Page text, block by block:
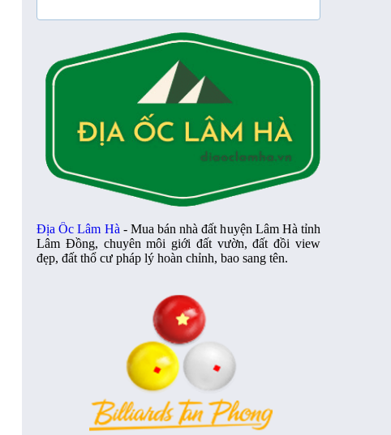
Địa Ốc Lâm Hà - Mua bán nhà đất huyện Lâm Hà tỉnh
Lâm Đồng, chuyên môi giới đất vườn, đất đồi view
đẹp, đất thổ cư pháp lý hoàn chỉnh, bao sang tên.